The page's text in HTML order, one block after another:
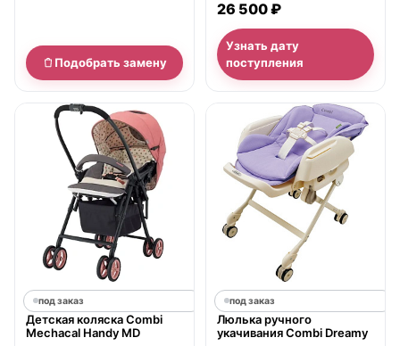
Подобрать замену
26 500 ₽
Узнать дату
поступления
под заказ
Детская коляска Combi
Mechacal Handy MD
под заказ
Люлька ручного
укачивания Combi Dreamy